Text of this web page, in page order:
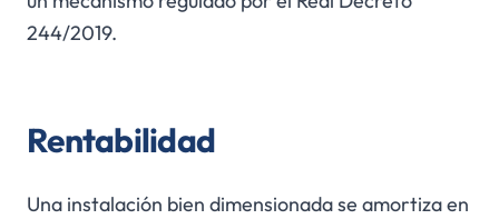
244/2019.
Rentabilidad
Una instalación bien dimensionada se amortiza en